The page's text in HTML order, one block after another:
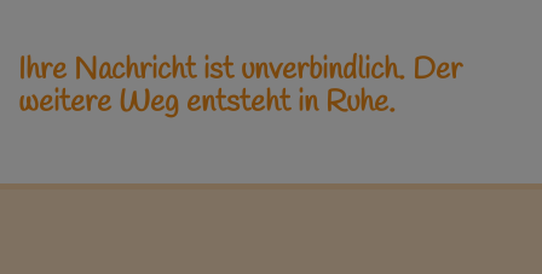
Ihre Nachricht ist unverbindlich. Der
weitere Weg entsteht in Ruhe.